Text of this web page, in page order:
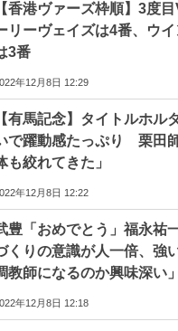
【香港ヴァーズ枠順】3度
リーヴェイズは4番、ウ
3番
年12月8日 12:29
【有馬記念】タイトルホル
で躍動感たっぷり 栗田
も絞れてきた」
年12月8日 12:22
豊「おめでとう」福永祐
くりの意識が人一倍、強
教師になるのか興味深い」
年12月8日 12:18